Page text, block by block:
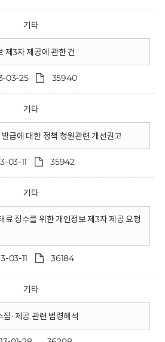
기타
제3자 제공에 관한 건
03-25 35940
기타
급에 대한 정책 청원관련 개선권고
03-11 35942
기타
료 징수를 위한 개인정보 제3자 제공 요청
03-11 36184
기타
·제공 관련 법령해석